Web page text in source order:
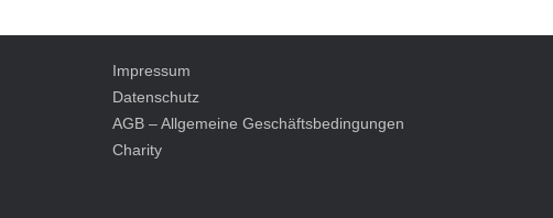
Impressum
Datenschutz
AGB – Allgemeine Geschäftsbedingungen
Charity